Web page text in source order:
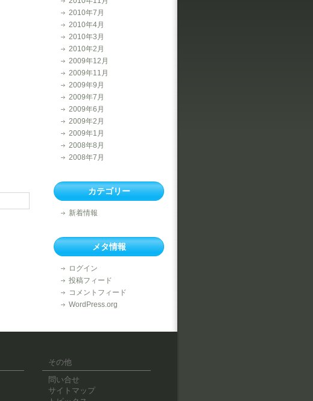
2010年7月
2010年4月
2010年3月
2010年2月
2009年12月
2009年11月
2009年9月
2009年7月
2009年6月
2009年2月
2009年1月
2008年8月
2008年7月
カテゴリー
新着情報
メタ情報
ログイン
投稿フィード
コメントフィード
WordPress.org
その他
問い合せ
サイトマップ